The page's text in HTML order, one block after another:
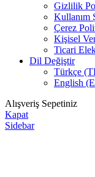
Gizlilik
Kullanım
Çerez
Kişisel
Ticari
Dil Değiştir
Türkçe
English
Alışveriş Sepetiniz
Kapat
Sidebar